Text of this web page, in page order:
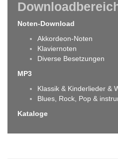
Noten-Download
Akkordeon-Noten
Klaviernoten
Diverse Besetzungen
MP3
Klassik & Kinderlieder &
Blues, Rock, Pop &
Kataloge